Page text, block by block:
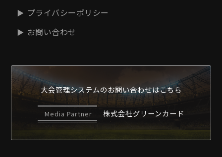
プライバシーポリシー
お問い合わせ
大会管理システムのお問い合わせはこちら
Media Partner 株式会社グリーンカード